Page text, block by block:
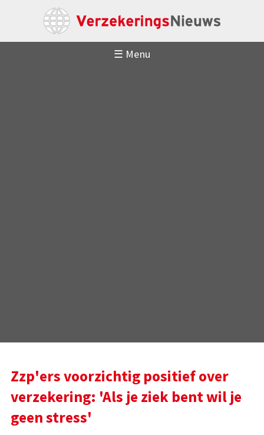
☰ Menu
Zzp'ers voorzichtig positief over
verzekering: 'Als je ziek bent wil je
geen stress'